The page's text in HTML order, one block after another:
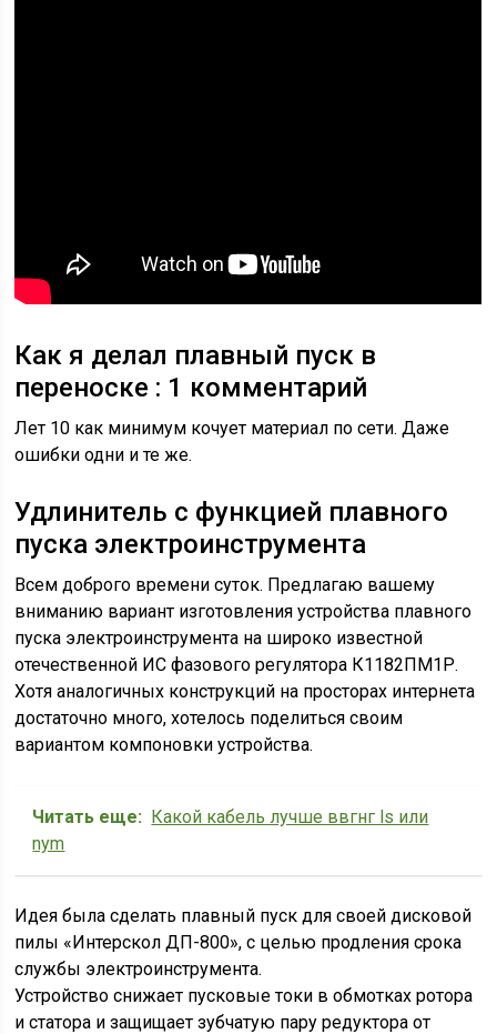
Как я делал плавный пуск в
переноске : 1 комментарий
Лет 10 как минимум кочует материал по сети. Даже
ошибки одни и те же.
Удлинитель с функцией плавного
пуска электроинструмента
Всем доброго времени суток. Предлагаю вашему
вниманию вариант изготовления устройства плавного
пуска электроинструмента на широко известной
отечественной ИС фазового регулятора К1182ПМ1Р.
Хотя аналогичных конструкций на просторах интернета
достаточно много, хотелось поделиться своим
вариантом компоновки устройства.
Читать еще: Какой кабель лучше ввгнг ls или
nym
Идея была сделать плавный пуск для своей дисковой
пилы «Интерскол ДП-800», с целью продления срока
службы электроинструмента.
Устройство снижает пусковые токи в обмотках ротора
и статора и защищает зубчатую пару редуктора от